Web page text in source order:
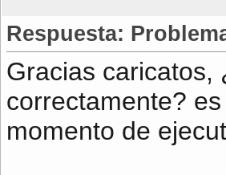
Respuesta:
Gracias caricatos,
correctamente?
momento de